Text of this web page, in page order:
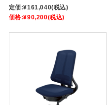
定価:¥161,040(税込)
価格:¥90,200(税込)